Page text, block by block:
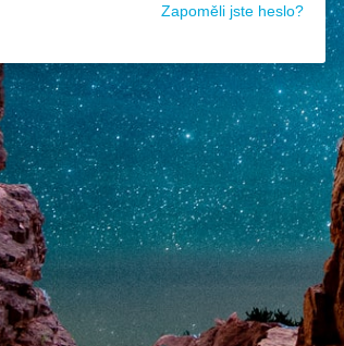
Zapoměli jste heslo?